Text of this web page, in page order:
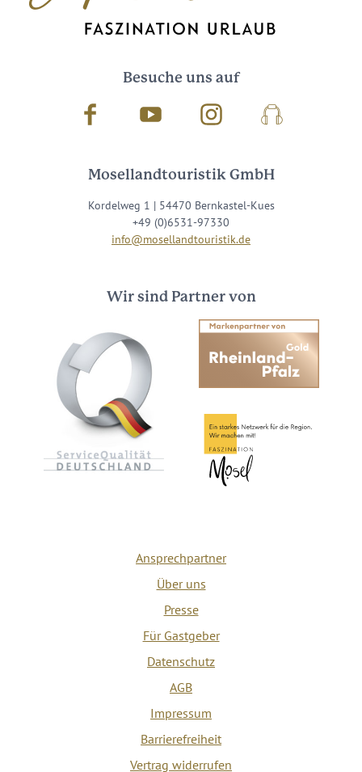
Besuche uns auf
Facebook Youtube InstagramPodcast
Mosellandtouristik GmbH
Kordelweg 1 | 54470 Bernkastel-Kues
+49 (0)6531-97330
info@mosellandtouristik.de
Wir sind Partner von
Ansprechpartner
Über uns
Presse
Für Gastgeber
Datenschutz
AGB
Impressum
Barrierefreiheit
Vertrag widerrufen